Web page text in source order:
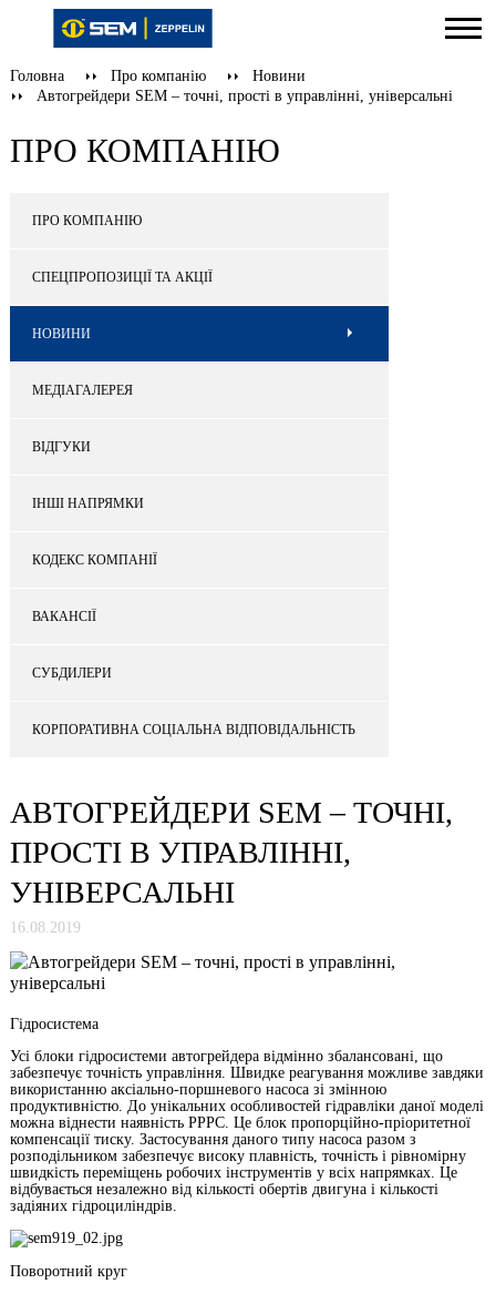
Головна Про компанію
Новини
Автогрейдери SEM – точні, прості в управлінні, універсальні
ПРО КОМПАНІЮ
ПРО КОМПАНІЮ
СПЕЦПРОПОЗИЦІЇ ТА АКЦІЇ
НОВИНИ
МЕДІАГАЛЕРЕЯ
ВІДГУКИ
ІНШІ НАПРЯМКИ
КОДЕКС КОМПАНІЇ
ВАКАНСІЇ
СУБДИЛЕРИ
КОРПОРАТИВНА СОЦІАЛЬНА ВІДПОВІДАЛЬНІСТЬ
АВТОГРЕЙДЕРИ SEM – ТОЧНІ,
ПРОСТІ В УПРАВЛІННІ,
УНІВЕРСАЛЬНІ
16.08.2019
Гідросистема
Усі блоки гідросистеми автогрейдера відмінно збалансовані, що
забезпечує точність управління. Швидке реагування можливе завдяки
використанню аксіально-поршневого насоса зі змінною
продуктивністю. До унікальних особливостей гідравліки даної моделі
можна віднести наявність РРРС. Це блок пропорційно-пріоритетної
компенсації тиску. Застосування даного типу насоса разом з
розподільником забезпечує високу плавність, точність і рівномірну
швидкість переміщень робочих інструментів у всіх напрямках. Це
відбувається незалежно від кількості обертів двигуна і кількості
задіяних гідроциліндрів.
Поворотний круг